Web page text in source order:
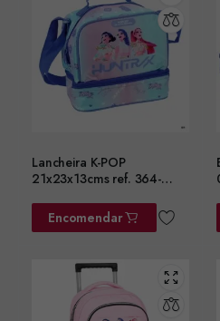
Lancheira K-POP
21x23x13cms ref. 364-
Encomendar